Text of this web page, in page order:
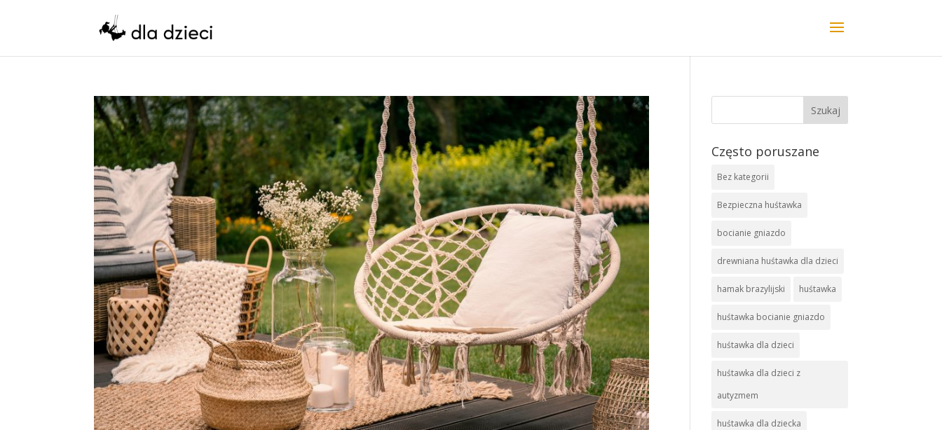
Często poruszane
Bez kategorii
Bezpieczna huśtawka
bocianie gniazdo
drewniana huśtawka dla dzieci
hamak brazylijski huśtawka
huśtawka bocianie gniazdo
huśtawka dla dzieci
huśtawka dla dzieci z
autyzmem
huśtawka dla dziecka